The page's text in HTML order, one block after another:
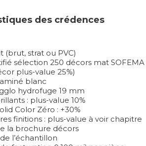
des crédences
(brut, strat ou PVC)
sélection 250 décors mat SOFEMA
plus-value 25%)
blanc
hydrofuge 19 mm
: plus-value 10%
Color Zéro : +30%
finitions : plus-value à voir chapitre
la brochure décors
l’échantillon